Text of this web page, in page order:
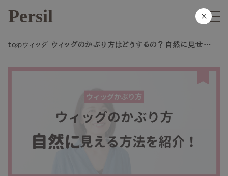
Persil
topウィッグ ウィッグのかぶり方はどうするの？自然に見せるコ
×